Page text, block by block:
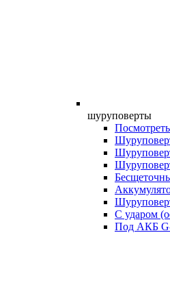
шуруповерты
С ударом
Под АКБ